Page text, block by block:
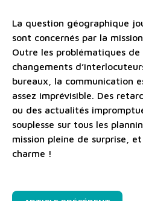
La question géographique
sont concernés par la
Outre les problématiques
changements
bureaux, la communication
assez imprévisible. Des
ou des actualités
souplesse sur tous les
mission pleine de surprise,
charme !